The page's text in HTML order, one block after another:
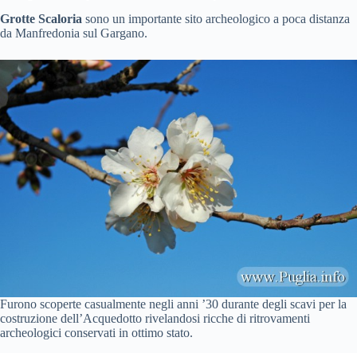
Grotte Scaloria sono un importante sito archeologico a poca distanza
da Manfredonia sul Gargano.
Furono scoperte casualmente negli anni ’30 durante degli scavi per la
costruzione dell’Acquedotto rivelandosi ricche di ritrovamenti
archeologici conservati in ottimo stato.